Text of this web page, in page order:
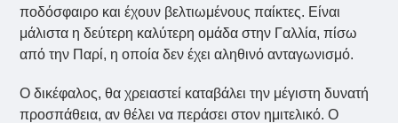
ποδόσφαιρο και έχουν βελτιωμένους παίκτες. Είναι
μάλιστα η δεύτερη καλύτερη ομάδα στην Γαλλία, πίσω
από την Παρί, η οποία δεν έχει αληθινό ανταγωνισμό.
Ο δικέφαλος, θα χρειαστεί καταβάλει την μέγιστη δυνατή
προσπάθεια, αν θέλει να περάσει στον ημιτελικό. Ο